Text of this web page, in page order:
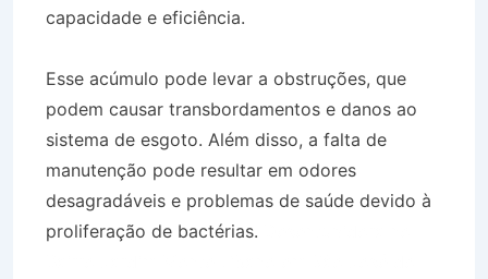
capacidade e eficiência.
Esse acúmulo pode levar a obstruções, que
podem causar transbordamentos e danos ao
sistema de esgoto. Além disso, a falta de
manutenção pode resultar em odores
desagradáveis e problemas de saúde devido à
proliferação de bactérias.